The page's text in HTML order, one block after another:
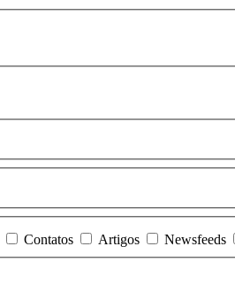
Contatos Artigos Newsfeeds